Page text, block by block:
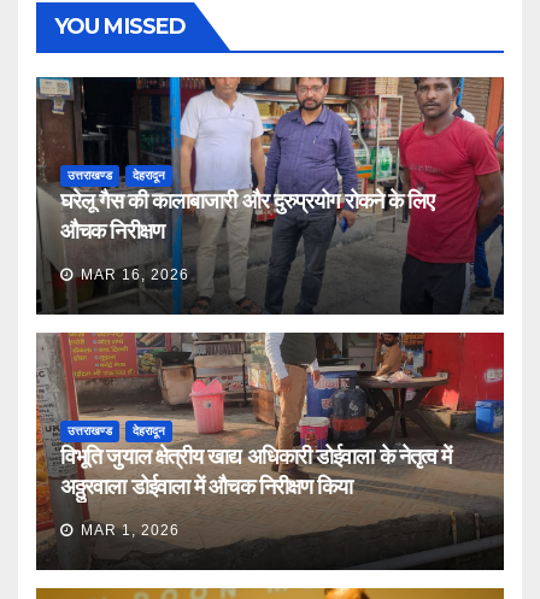
YOU MISSED
उत्तराखण्ड देहरादून
घरेलू गैस की कालाबाजारी और दुरुप्रयोग रोकने के लिए
औचक निरीक्षण
MAR 16, 2026
उत्तराखण्ड देहरादून
विभूति जुयाल क्षेत्रीय खाद्य अधिकारी डोईवाला के नेतृत्व में
अठ्ठुरवाला डोईवाला में औचक निरीक्षण किया
MAR 1, 2026